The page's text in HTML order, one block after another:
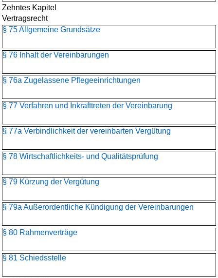
Zehntes Kapitel
Vertragsrecht
§ 75 Allgemeine Grundsätze
§ 76 Inhalt der Vereinbarungen
§ 76a Zugelassene Pflegeeinrichtungen
§ 77 Verfahren und Inkrafttreten der Vereinbarung
§ 77a Verbindlichkeit der vereinbarten Vergütung
§ 78 Wirtschaftlichkeits- und Qualitätsprüfung
§ 79 Kürzung der Vergütung
§ 79a Außerordentliche Kündigung der Vereinbarungen
§ 80 Rahmenverträge
§ 81 Schiedsstelle